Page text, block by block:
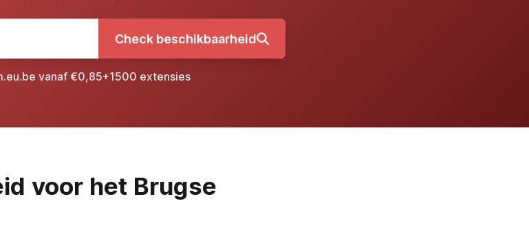
Check beschikbaarheid
.eu.be vanaf €0,85+1500 extensies
voor het Brugse